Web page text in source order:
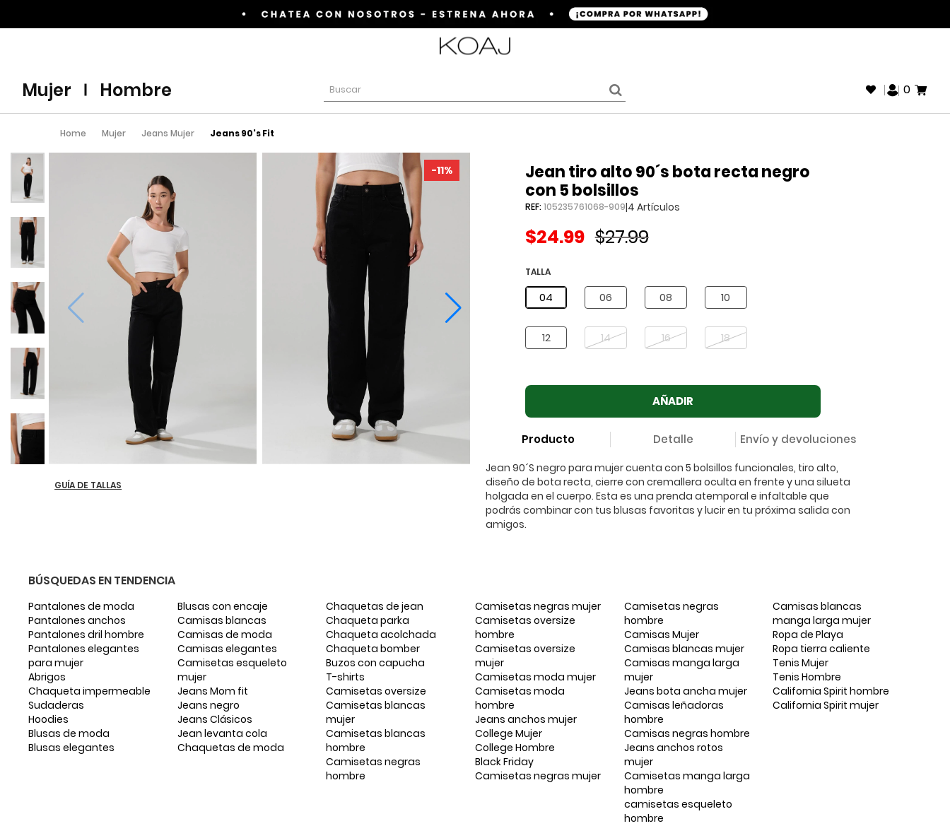
mujer hombre 0
Home Mujer Jeans Mujer Jeans 90's Fit
-11%
GUÍA DE TALLAS
jean tiro alto 90´s bota recta negro
con 5 bolsillos
REF:105235761068-909|4 Artículos
$24.99 $27.99
TALLA
04 06 08 10
12 14 16 18
AÑADIR
Producto Detalle Envío y devoluciones
Jean 90´S negro para mujer cuenta con 5 bolsillos funcionales, tiro alto,
diseño de bota recta, cierre con cremallera oculta en frente y una silueta
holgada en el cuerpo. Esta es una prenda atemporal e infaltable que
podrás combinar con tus blusas favoritas y lucir en tu próxima salida con
amigos.
BÚSQUEDAS EN TENDENCIA
Pantalones de moda
Pantalones anchos
Pantalones dril hombre
Pantalones elegantes
para mujer
Abrigos
Chaqueta impermeable
Sudaderas
Hoodies
Blusas de moda
Blusas elegantes
Blusas con encaje
Camisas blancas
Camisas de moda
Camisas elegantes
Camisetas esqueleto
mujer
Jeans Mom fit
Jeans negro
Jeans Clásicos
Jean levanta cola
Chaquetas de moda
Chaquetas de jean
Chaqueta parka
Chaqueta acolchada
Chaqueta bomber
Buzos con capucha
T-shirts
Camisetas oversize
Camisetas blancas
mujer
Camisetas blancas
hombre
Camisetas negras
hombre
Camisetas negras mujer
Camisetas oversize
hombre
Camisetas oversize
mujer
Camisetas moda mujer
Camisetas moda
hombre
Jeans anchos mujer
College Mujer
College Hombre
Black Friday
Camisetas negras mujer
Camisetas negras
hombre
Camisas Mujer
Camisas blancas mujer
Camisas manga larga
mujer
Jeans bota ancha mujer
Camisas leñadoras
hombre
Camisas negras hombre
Jeans anchos rotos
mujer
Camisetas manga larga
hombre
camisetas esqueleto
hombre
Camisas blancas
manga larga mujer
Ropa de Playa
Ropa tierra caliente
Tenis Mujer
Tenis Hombre
California Spirit hombre
California Spirit mujer